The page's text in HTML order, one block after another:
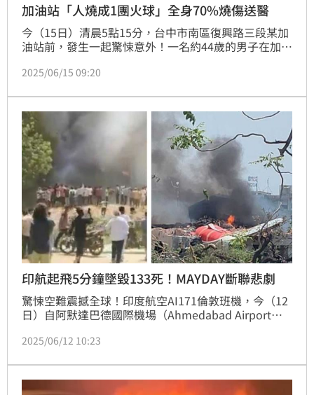
加油站「人燒成1團火球」全身70%燒傷送醫
今（15日）清晨5點15分，台中市南區復興路三段某加
油站前，發生一起驚悚意外！一名約44歲的男子在加油
巨響嚇壞不少剛好行經路口的民眾，所幸當時加油站員
70%，尚未脫離危險期！
2025/06/15 09:20
印航起飛5分鐘墜毀133死！MAYDAY斷聯悲劇
驚悚空難震撼全球！印度航空AI171倫敦班機，今（12
日）自阿默達巴德國際機場（Ahmedabad Airport）
機顯然無法爬升、低空掙扎後爆成巨大火球，已知至少
之一。
2025/06/12 10:23